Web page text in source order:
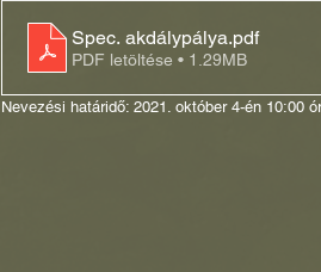
Spec. akdálypálya.pdf
PDF letöltése • 1.29MB
Nevezési határidő: 2021. október 4-én 10:00